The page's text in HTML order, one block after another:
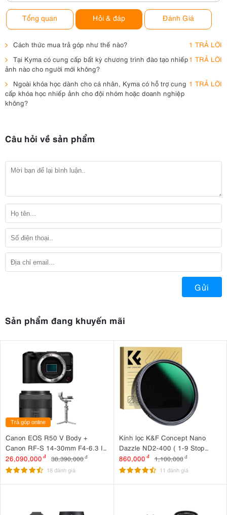
Tổng quan Hỏi & đáp Đánh Giá
Cách thức mua trả góp như thế nào?
1 TRẢ LỜI
Tại Kyma có cung cấp bất kỳ chương trình đào tạo nhiếp
ảnh nào cho người mới không?
1 TRẢ LỜI
Ngoài khóa học dành cho cá nhân, Kyma có hỗ trợ cung
cấp khóa học nhiếp ảnh cho đội nhóm hoặc doanh nghiệp
không?
1 TRẢ LỜI
Câu hỏi về sản phẩm
Gửi
Sản phẩm đang khuyến mãi
Trả góp online
Canon EOS R50 V Body +
Canon RF-S 14-30mm F4-6.3 IS
STM PZ + DJI RS 4 Mini
26,090,000 đ 38,390,000đ
18 đánh giá
Kính lọc K&F Concept Nano
Dazzle ND2-400 ( 1-9 Stop
) 72mm KF01.2361
860,000 đ 1,100,000 đ
11 đánh giá